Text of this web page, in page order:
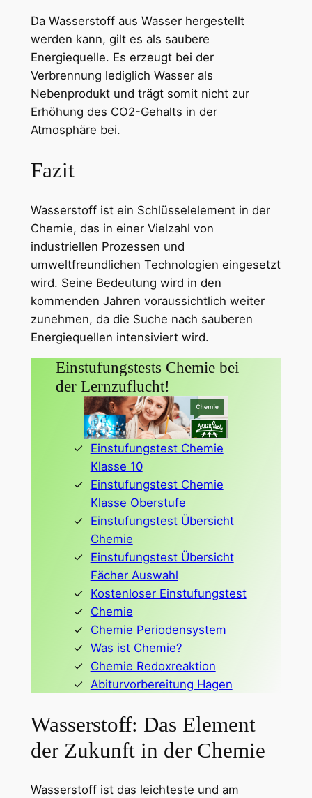
Da Wasserstoff aus Wasser hergestellt
werden kann, gilt es als saubere
Energiequelle. Es erzeugt bei der
Verbrennung lediglich Wasser als
Nebenprodukt und trägt somit nicht zur
Erhöhung des CO2-Gehalts in der
Atmosphäre bei.
Fazit
Wasserstoff ist ein Schlüsselelement in der
Chemie, das in einer Vielzahl von
industriellen Prozessen und
umweltfreundlichen Technologien eingesetzt
wird. Seine Bedeutung wird in den
kommenden Jahren voraussichtlich weiter
zunehmen, da die Suche nach sauberen
Energiequellen intensiviert wird.
Einstufungstests Chemie bei
der Lernzuflucht!
Einstufungstest Chemie
Klasse 10
Einstufungstest Chemie
Klasse Oberstufe
Einstufungstest Übersicht
Chemie
Einstufungstest Übersicht
Fächer Auswahl
Kostenloser Einstufungstest
Chemie
Chemie Periodensystem
Was ist Chemie?
Chemie Redoxreaktion
Abiturvorbereitung Hagen
Wasserstoff: Das Element
der Zukunft in der Chemie
Wasserstoff ist das leichteste und am